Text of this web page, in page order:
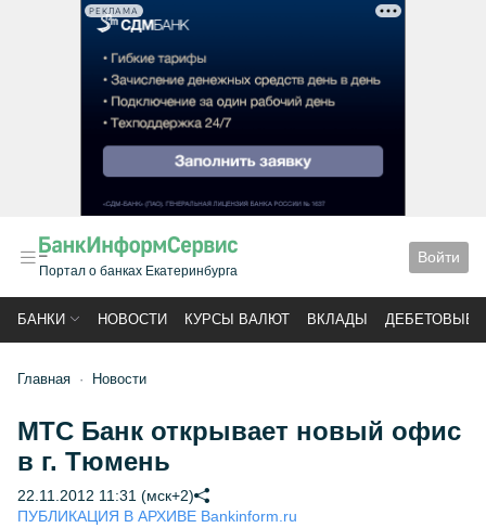
РЕКЛАМА
Портал о банках Екатеринбурга
Войти
БАНКИ НОВОСТИ КУРСЫ ВАЛЮТ ВКЛАДЫ ДЕБЕТОВЫЕ
Главная Новости
МТС Банк открывает новый офис
в г. Тюмень
22.11.2012 11:31 (мск+2)
ПУБЛИКАЦИЯ В АРХИВЕ Bankinform.ru